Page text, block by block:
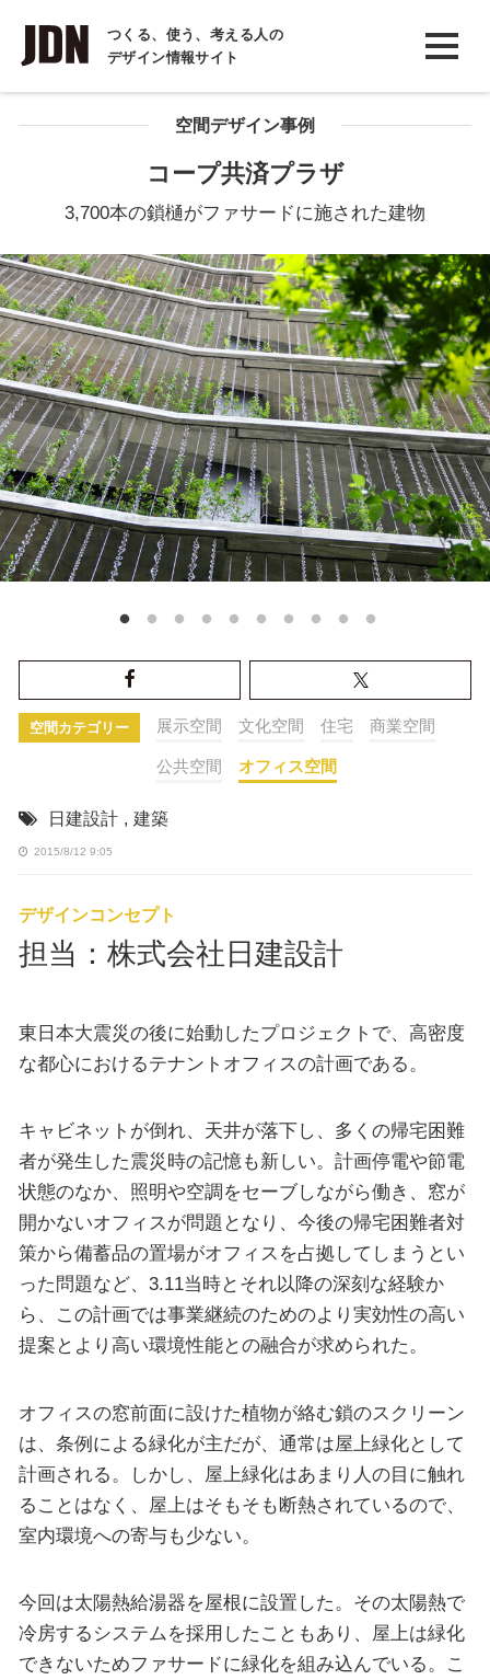
つくる、使う、考える人の
デザイン情報サイト
INTERVIEW
インタビュー
REPORT
COLUMN
空間デザイン事例
コープ共済プラザ
3,700本の鎖樋がファサードに施された建物
空間カテゴリー 展示空間 文化空間 住宅 商業空間
公共空間 オフィス空間
日建設計 , 建築
2015/8/12 9:05
デザインコンセプト
担当：株式会社日建設計
東日本大震災の後に始動したプロジェクトで、高密度
な都心におけるテナントオフィスの計画である。
キャビネットが倒れ、天井が落下し、多くの帰宅困難
者が発生した震災時の記憶も新しい。計画停電や節電
状態のなか、照明や空調をセーブしながら働き、窓が
開かないオフィスが問題となり、今後の帰宅困難者対
策から備蓄品の置場がオフィスを占拠してしまうとい
った問題など、3.11当時とそれ以降の深刻な経験か
ら、この計画では事業継続のためのより実効性の高い
提案とより高い環境性能との融合が求められた。
オフィスの窓前面に設けた植物が絡む鎖のスクリーン
は、条例による緑化が主だが、通常は屋上緑化として
計画される。しかし、屋上緑化はあまり人の目に触れ
ることはなく、屋上はそもそも断熱されているので、
室内環境への寄与も少ない。
今回は太陽熱給湯器を屋根に設置した。その太陽熱で
冷房するシステムを採用したこともあり、屋上は緑化
できないためファサードに緑化を組み込んでいる。こ